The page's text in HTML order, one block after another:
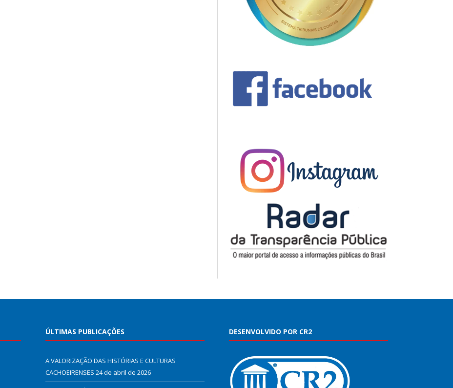
ÚLTIMAS PUBLICAÇÕES
A VALORIZAÇÃO DAS HISTÓRIAS E CULTURAS
CACHOEIRENSES 24 de abril de 2026
DESENVOLVIDO POR CR2